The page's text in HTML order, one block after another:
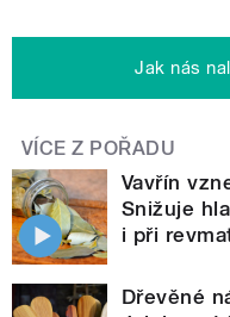
Jak nás
VÍCE Z POŘADU
Vavřín
Snižuje
i při
Dřevěné